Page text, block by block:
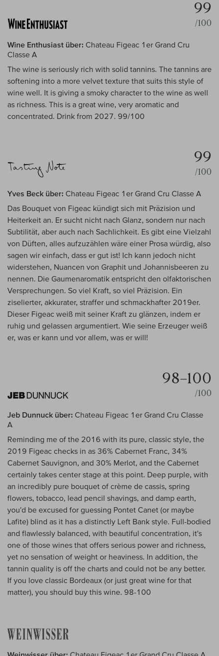
99
/100
Wine Enthusiast über: Chateau Figeac 1er Grand Cru
Classe A
The wine is seriously rich with solid tannins. The tannins are
softening into a more velvet texture that suits this style of
wine well. It is giving a smoky character to the wine as well
as richness. This is a great wine, very aromatic and
concentrated. Drink from 2027. 99/100
99
/100
Yves Beck über: Chateau Figeac 1er Grand Cru Classe A
Das Bouquet von Figeac kündigt sich mit Präzision und
Heiterkeit an. Er sucht nicht nach Glanz, sondern nur nach
Subtilität, aber auch nach Sachlichkeit. Es gibt eine Vielzahl
von Düften, alles aufzuzählen wäre einer Prosa würdig, also
sagen wir einfach, dass er gut ist! Ich kann jedoch nicht
widerstehen, Nuancen von Graphit und Johannisbeeren zu
nennen. Die Gaumenaromatik entspricht den olfaktorischen
Versprechungen. So viel Kraft, so viel Präzision. Ein
ziselierter, akkurater, straffer und schmackhafter 2019er.
Dieser Figeac weiß mit seiner Kraft zu glänzen, indem er
ruhig und gelassen argumentiert. Wie seine Erzeuger weiß
er, was er kann und vor allem, was er will!
98–100
/100
Jeb Dunnuck über: Chateau Figeac 1er Grand Cru Classe
A
Reminding me of the 2016 with its pure, classic style, the
2019 Figeac checks in as 36% Cabernet Franc, 34%
Cabernet Sauvignon, and 30% Merlot, and the Cabernet
certainly takes center stage at this point. Deep purple, with
an incredibly pure bouquet of crème de cassis, spring
flowers, tobacco, lead pencil shavings, and damp earth,
you'd be excused for guessing Pontet Canet (or maybe
Lafite) blind as it has a distinctly Left Bank style. Full-bodied
and flawlessly balanced, with beautiful concentration, it's
one of those wines that offers serious power and richness,
yet no sensation of weight or heaviness. In addition, the
tannin quality is off the charts and could not be any better.
If you love classic Bordeaux (or just great wine for that
matter), you should buy this wine. 98-100